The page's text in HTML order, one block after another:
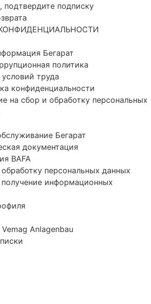
подтвердите подписку
Бегарат
политика
труда
конфиденциальности
на сбор и обработку персональных
Бегарат
документация
BAFA
персональных данных
получение информационных
Anlagenbau